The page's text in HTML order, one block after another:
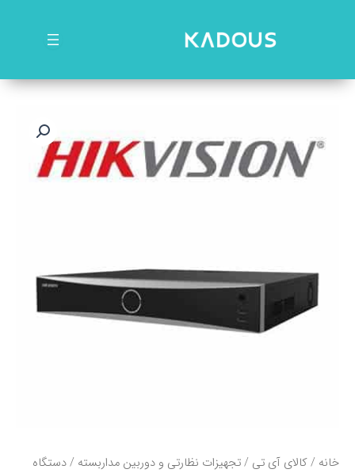
خانه /کالای آی تی /تجهیزات نظارتی و دوربین مداربسته /دستگاه